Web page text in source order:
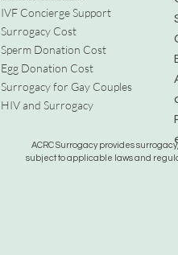
IVF Concierge Support
Surrogacy Cost
Sperm Donation Cost
Egg Donation Cost
Surrogacy for Gay Couples
HIV and Surrogacy​
ACRC Surrogacy provides
subject to applicable laws and